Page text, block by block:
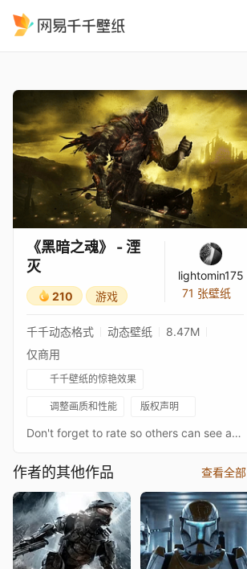
《黑暗之魂》 - 湮
灭
210 游戏
lightomin175
71 张壁纸
千千动态格式 动态壁纸
8.47M
仅商用
千千壁纸的惊艳效果
调整画质和性能 版权声明
Don't forget to rate so others can see and enjoy this wallpaper!
作者的其他作品 查看全部